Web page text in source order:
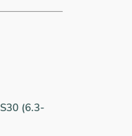
(6.3-